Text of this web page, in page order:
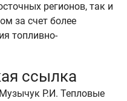
регионов, так и
за счет более
топливно-
ссылка
Р.И. Тепловые